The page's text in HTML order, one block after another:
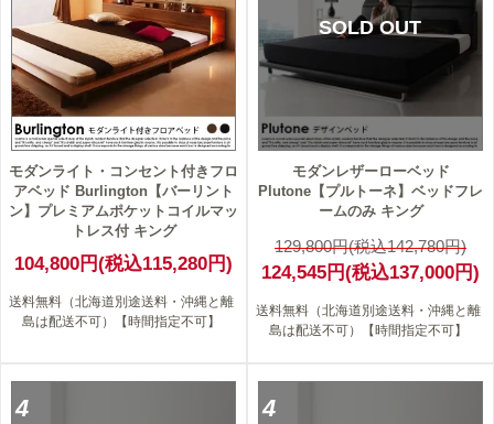
モダンライト・コンセント付きフロ
アベッド Burlington【バーリント
ン】プレミアムポケットコイルマッ
トレス付 キング
104,800円(税込115,280円)
送料無料（北海道別途送料・沖縄と離
島は配送不可）【時間指定不可】
SOLD OUT
モダンレザーローベッド
Plutone【プルトーネ】ベッドフレ
ームのみ キング
129,800円(税込142,780円)
124,545円(税込137,000円)
送料無料（北海道別途送料・沖縄と離
島は配送不可）【時間指定不可】
4 4